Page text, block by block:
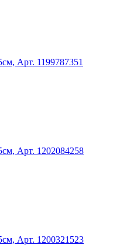
Арт. 1199787351
Арт. 1202084258
Арт. 1200321523